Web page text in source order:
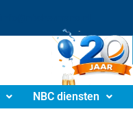
NBC diensten